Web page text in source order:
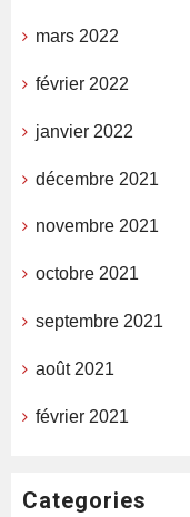
mars 2022
février 2022
janvier 2022
décembre 2021
novembre 2021
octobre 2021
septembre 2021
août 2021
février 2021
Categories